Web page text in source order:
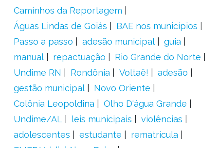
Caminhos da Reportagem
Águas Lindas de Goiás
BAE nos municípios
Passo a passo
adesão municipal
guia
manual
repactuação
Rio Grande do Norte
Undime RN
Rondônia Voltaê!
adesão
gestão municipal
Novo Oriente
Colônia Leopoldina
Olho D'água Grande
Undime/AL
leis municipais
violências
adolescentes
estudante
rematrícula